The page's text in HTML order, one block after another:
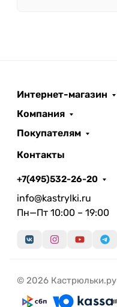
Интернет-магазин
Компания
Покупателям
Контакты
+7(495)532-26-20
info@kastrylki.ru
Пн—Пт 10:00 – 19:00
© 2026 Кастрюльки.ру